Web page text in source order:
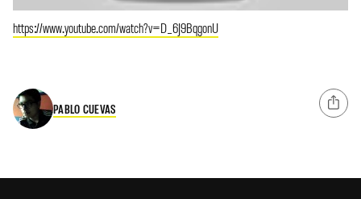
https://www.youtube.com/watch?v=D_6J9BqgonU
PABLO CUEVAS